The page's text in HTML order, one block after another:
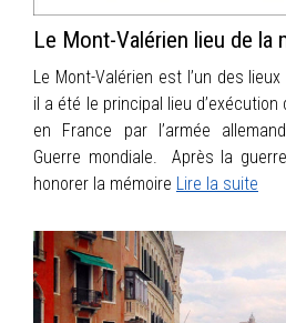
Le Mont-Valérien lieu de la
Le Mont-Valérien est l’un des
il a été le principal lieu
en France par l’armée
Guerre mondiale. Après la
honorer la mémoire Lire la suite